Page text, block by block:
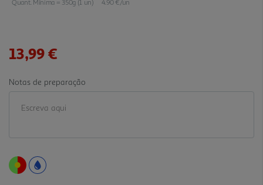
para
Quant. Mínima = 350g (1 un) 4.90 €/un
13,99 €
Notas de preparação